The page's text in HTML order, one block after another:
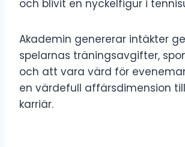
och blivit en nyckelfigur i
Akademin genererar intäkter
spelarnas träningsavgifter,
och att vara värd för
en värdefull affärsdimension
karriär.